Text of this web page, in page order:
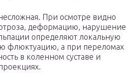
При осмотре видно
деформацию, нарушение
определяют локальную
флюктуацию, а при переломах
в коленном суставе и